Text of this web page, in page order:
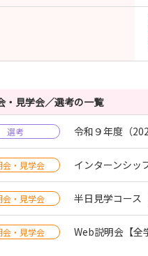
・見学会／選考の一覧
選考 令和９年度（
会・見学会 インターンシッ
会・見学会 半日見学コース
会・見学会 Web説明会【全